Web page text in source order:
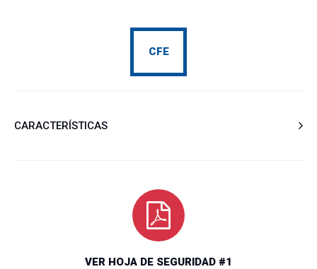
CFE
CARACTERÍSTICAS
Recubrimiento epóxico de 2 componentes de altos sólidos a
base de resina epóxico que endurece por la adicción de un
catalizador amínico. Se recomienda para superficies enterradas
VER HOJA DE SEGURIDAD #1